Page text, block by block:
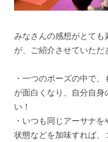
みなさんの感想がとて
が、ご紹介させていただ
・一つのポーズの中で
が面白くなり、自分自
い！
・いつも同じアーサナ
状態などを加味すれば